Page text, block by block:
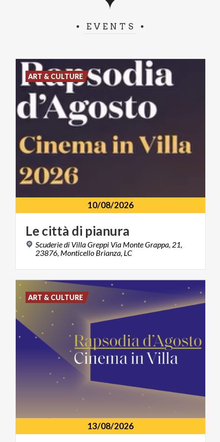
EVENTS
10/08/2026
Lecittà di pianura
Scuderie di Villa Greppi Via Monte Grappa, 21,
23876, Monticello Brianza, LC
ART & CULTURE
13/08/2026
ART & CULTURE